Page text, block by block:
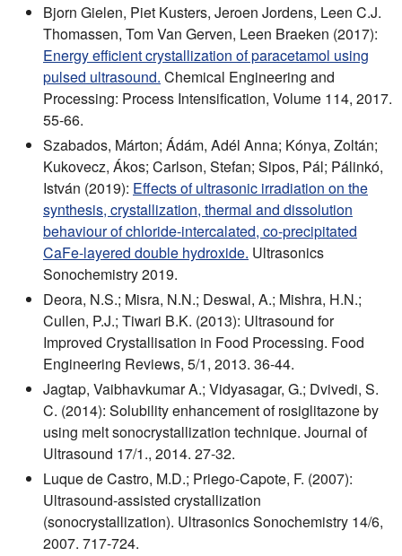
Bjorn Gielen, Piet Kusters, Jeroen Jordens, Leen C.J.
Thomassen, Tom Van Gerven, Leen Braeken (2017):
Energy efficient crystallization of paracetamol using
pulsed ultrasound. Chemical Engineering and
Processing: Process Intensification, Volume 114, 2017.
55-66.
Szabados, Márton; Ádám, Adél Anna; Kónya, Zoltán;
Kukovecz, Ákos; Carlson, Stefan; Sipos, Pál; Pálinkó,
István (2019): Effects of ultrasonic irradiation on the
synthesis, crystallization, thermal and dissolution
behaviour of chloride-intercalated, co-precipitated
CaFe-layered double hydroxide. Ultrasonics
Sonochemistry 2019.
Deora, N.S.; Misra, N.N.; Deswal, A.; Mishra, H.N.;
Cullen, P.J.; Tiwari B.K. (2013): Ultrasound for
Improved Crystallisation in Food Processing. Food
Engineering Reviews, 5/1, 2013. 36-44.
Jagtap, Vaibhavkumar A.; Vidyasagar, G.; Dvivedi, S.
C. (2014): Solubility enhancement of rosiglitazone by
using melt sonocrystallization technique. Journal of
Ultrasound 17/1., 2014. 27-32.
Luque de Castro, M.D.; Priego-Capote, F. (2007):
Ultrasound-assisted crystallization
(sonocrystallization). Ultrasonics Sonochemistry 14/6,
2007. 717-724.